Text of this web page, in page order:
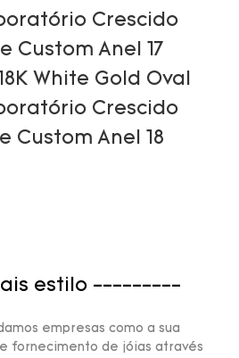
estilo ---------
empresas como a sua
fornecimento de jóias através